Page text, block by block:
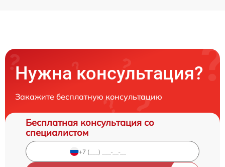
Нужна консультация?
Закажите бесплатную консультацию
Бесплатная консультация со
специалистом